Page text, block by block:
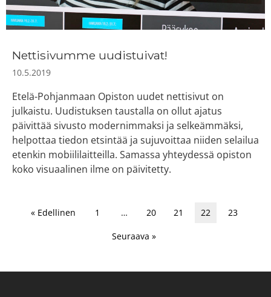
Nettisivumme uudistuivat!
10.5.2019
Etelä-Pohjanmaan Opiston uudet nettisivut on
julkaistu. Uudistuksen taustalla on ollut ajatus
päivittää sivusto modernimmaksi ja selkeämmäksi,
helpottaa tiedon etsintää ja sujuvoittaa niiden selailua
etenkin mobiililaitteilla. Samassa yhteydessä opiston
koko visuaalinen ilme on päivitetty.
« Edellinen 1 … 20 21 22 23
Seuraava »